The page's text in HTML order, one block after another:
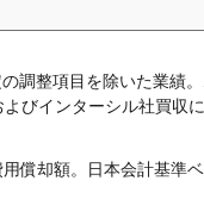
調整項目を除いた業績
びインターシル社買収
償却額。日本会計基準